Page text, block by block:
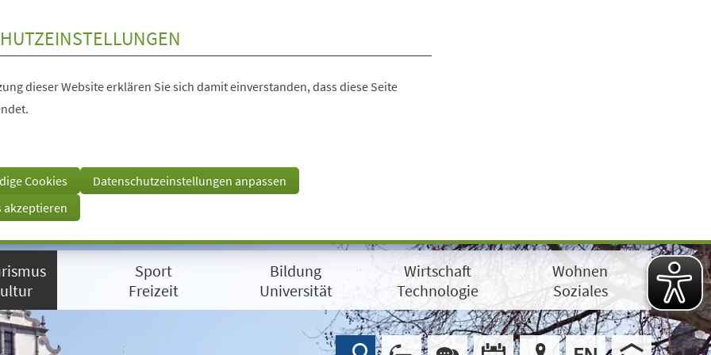
dieser Website erklären Sie sich damit einverstanden, dass diese Seite
Cookies
Datenschutzeinstellungen anpassen
akzeptieren
Sport
Freizeit
Bildung
Universität
Wirtschaft
Technologie
Wohnen
Soziales